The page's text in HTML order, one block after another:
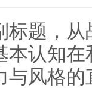
标题，
本认知
与风格